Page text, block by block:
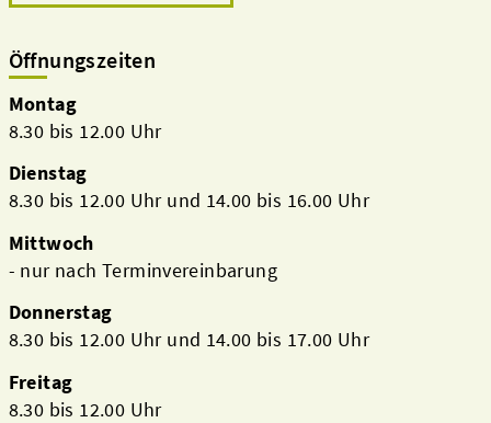
Öffnungszeiten
Montag
8.30 bis 12.00 Uhr
Dienstag
8.30 bis 12.00 Uhr und 14.00 bis 16.00 Uhr
Mittwoch
- nur nach Terminvereinbarung
Donnerstag
8.30 bis 12.00 Uhr und 14.00 bis 17.00 Uhr
Freitag
8.30 bis 12.00 Uhr